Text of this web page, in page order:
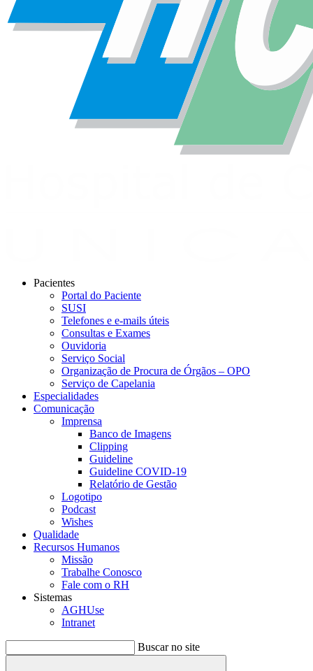
Pacientes
Portal do Paciente
SUSI
Telefones e e-mails úteis
Consultas e Exames
Ouvidoria
Serviço Social
Organização de Procura de Órgãos – OPO
Serviço de Capelania
Especialidades
Comunicação
Imprensa
Banco de Imagens
Clipping
Guideline
Guideline COVID-19
Relatório de Gestão
Logotipo
Podcast
Wishes
Qualidade
Recursos Humanos
Missão
Trabalhe Conosco
Fale com o RH
Sistemas
AGHUse
Intranet
Buscar no site